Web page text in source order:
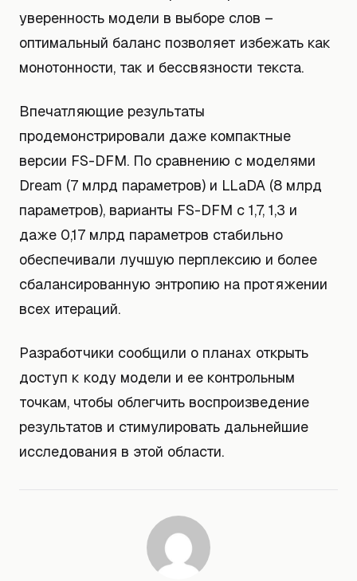
уверенность модели в выборе слов –
оптимальный баланс позволяет избежать как
монотонности, так и бессвязности текста.
Впечатляющие результаты
продемонстрировали даже компактные
версии FS-DFM. По сравнению с моделями
Dream (7 млрд параметров) и LLaDA (8 млрд
параметров), варианты FS-DFM с 1,7, 1,3 и
даже 0,17 млрд параметров стабильно
обеспечивали лучшую перплексию и более
сбалансированную энтропию на протяжении
всех итераций.
Разработчики сообщили о планах открыть
доступ к коду модели и ее контрольным
точкам, чтобы облегчить воспроизведение
результатов и стимулировать дальнейшие
исследования в этой области.